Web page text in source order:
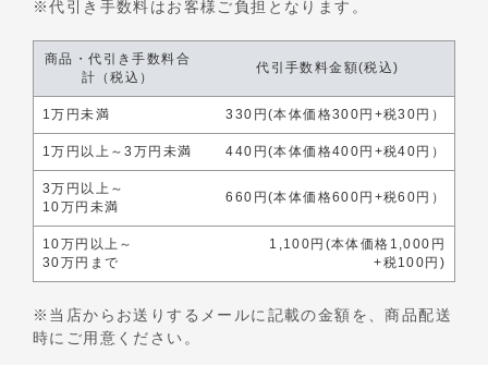
※代引き手数料はお客様ご負担となります。
商品・代引き手数料合
計（税込）
代引手数料金額(税込)
1万円未満 330円(本体価格300円 +税30円）
1万円以上～3万円未満 440円(本体価格400円 +税40円）
3万円以上～
10万円未満
660円(本体価格600円 +税60円）
10万円以上～
30万円まで
1,100円(本体価格1,000円
+税100円)
※当店からお送りするメールに記載の金額を、商品配送
時にご用意ください。